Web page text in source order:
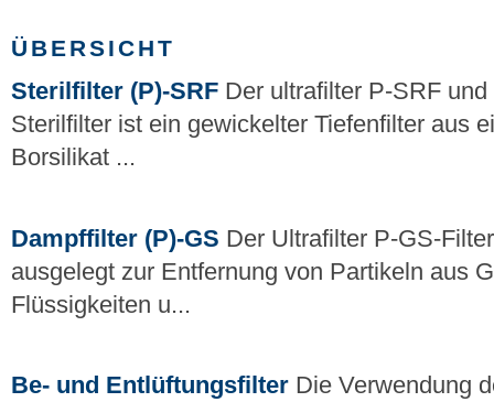
ÜBERSICHT
Sterilfilter (P)-SRF Der ultrafilter P-SRF und
Sterilfilter ist ein gewickelter Tiefenfilter aus
Borsilikat ...
Dampffilter (P)-GS Der Ultrafilter P-GS-
ausgelegt zur Entfernung von Partikeln aus
Flüssigkeiten u...
Be- und Entlüftungsfilter Die Verwendung